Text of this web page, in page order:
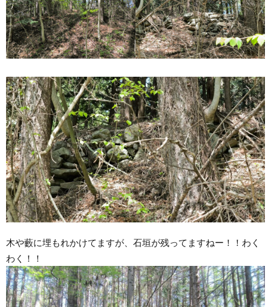
木や藪に埋もれかけてますが、石垣が残ってますねー！！わく
わく！！